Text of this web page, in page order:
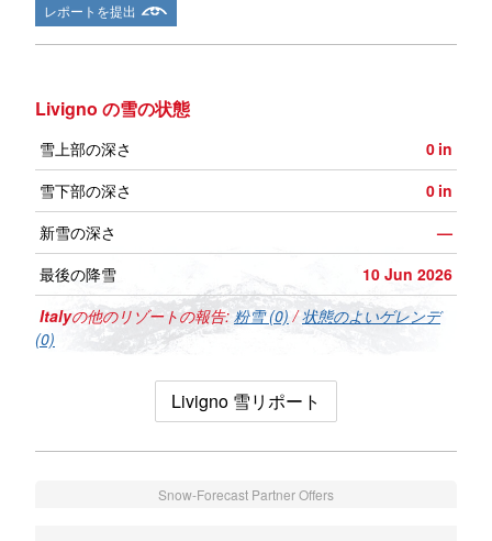
レポートを提出
Livigno の雪の状態
雪上部の深さ 0 in
雪下部の深さ
0 in
新雪の深さ
—
最後の降雪
10 Jun 2026
Italyの他のリゾートの報告: 粉雪 (0) /状態のよいゲレンデ
(0)
Livigno 雪リポート
Snow-Forecast Partner Offers